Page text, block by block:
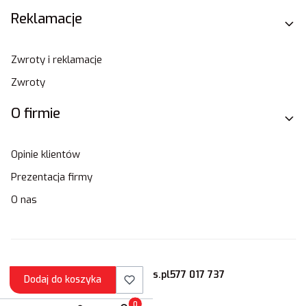
Reklamacje
Zwroty i reklamacje
Zwroty
O firmie
Opinie klientów
Prezentacja firmy
O nas
sklep@stamats.pl577 017 737
Dodaj do koszyka